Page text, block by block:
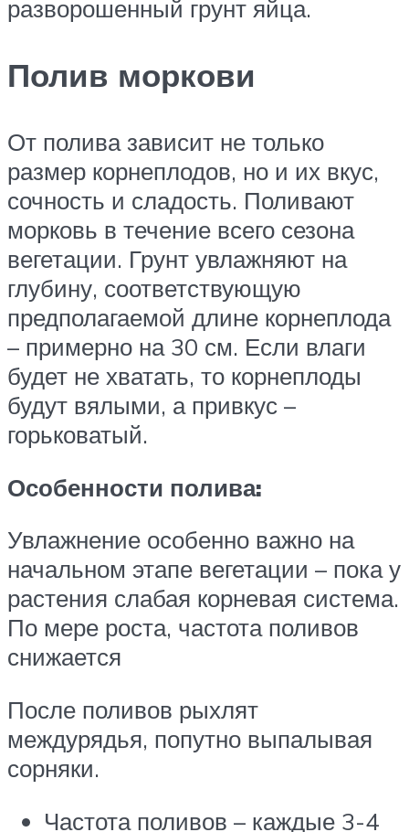
разворошенный грунт яйца.
Полив моркови
От полива зависит не только
размер корнеплодов, но и их вкус,
сочность и сладость. Поливают
морковь в течение всего сезона
вегетации. Грунт увлажняют на
глубину, соответствующую
предполагаемой длине корнеплода
– примерно на 30 см. Если влаги
будет не хватать, то корнеплоды
будут вялыми, а привкус –
горьковатый.
Особенности полива:
Увлажнение особенно важно на
начальном этапе вегетации – пока у
растения слабая корневая система.
По мере роста, частота поливов
снижается
После поливов рыхлят
междурядья, попутно выпалывая
сорняки.
Частота поливов – каждые 3-4